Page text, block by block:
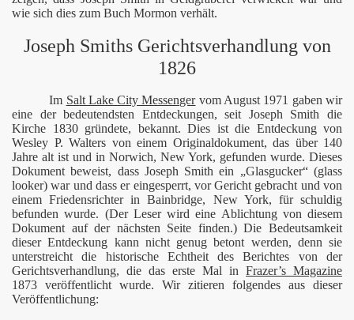
wie sich dies zum Buch Mormon verhält.
Joseph Smiths Gerichtsverhandlung von
1826
Im Salt Lake City Messengervom August 1971 gaben wir
eine der bedeutendsten Entdeckungen, seit Joseph Smith die
Kirche 1830 gründete, bekannt. Dies ist die Entdeckung von
Wesley P. Walters von einem Originaldokument, das über 140
Jahre alt ist und in Norwich, New York, gefunden wurde. Dieses
Dokument beweist, dass Joseph Smith ein „Glasgucker“ (glass
looker) war und dass er eingesperrt, vor Gericht gebracht und von
einem Friedensrichter in Bainbridge, New York, für schuldig
befunden wurde. (Der Leser wird eine Ablichtung von diesem
Dokument auf der nächsten Seite finden.) Die Bedeutsamkeit
dieser Entdeckung kann nicht genug betont werden, denn sie
unterstreicht die historische Echtheit des Berichtes von der
Gerichtsverhandlung, die das erste Mal in Frazer’s Magazine
1873 veröffentlicht wurde. Wir zitieren folgendes aus dieser
Veröffentlichung:
TALISMAN